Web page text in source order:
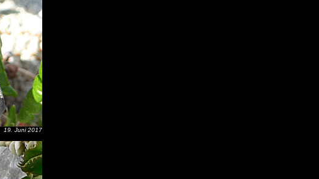
19. Juni 2017